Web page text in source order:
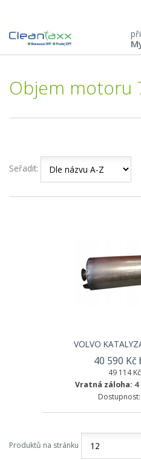
Objem motoru
Seřadit:
VOLVO
40 590 Kč
49 114
Vratná záloha: 4
Dostupnost:
Produktů na stránku